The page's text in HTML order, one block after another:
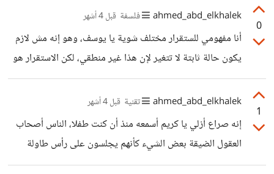
طيبون وعلى صواب رغم اعترافنا بفضلهم طبعا
0
ahmed_abd_elkhalek فلسفة قبل 4 أشهر
أنا مفهومي للستقرار مختلف شوية يا يوسف، وهو إنه مش لازم
يكون حالة ثابتة لا تتغير لإن هذا غير منطقي، لكن الاستقرار هو
إن التغيرات تحصل في نطاق آمن وطبيعي. يعني مثلا في
العلاقات، فالاستقرار لا يعني إن المشاعر تظل كما هي، لكن معناه
إن مشاعرنا تتغير صعودا ونزولا داخل حدود آمنة وطبيعية.
وكذلك في الدخل، الاستقرار معناه إنها بتتغير وبتزيد أو بتقل
لكن بدون ما تتسبب في أي ضغط أو صعوبات أو اضطرابات. هذا
1
ahmed_abd_elkhalek تقنية قبل 4 أشهر
إنه صراع أزلي يا كريم أسمعه منذ أن كنت طفلا، الناس أصحاب
العقول الضيقة بعض الشيء كأنهم يجلسون على رأس طاولة
العالم ويطلقون الأحكام على الاكتشافات العلمية، هذا غير مفيد،